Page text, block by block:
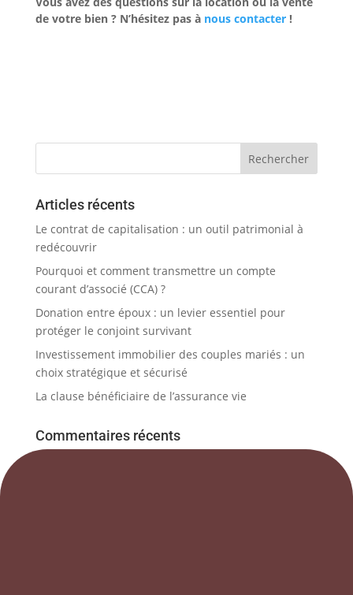
de votre bien ? N’hésitez pas à nous contacter!
Articles récents
Le contrat de capitalisation : un outil patrimonial à
redécouvrir
Pourquoi et comment transmettre un compte
courant d’associé (CCA) ?
Donation entre époux : un levier essentiel pour
protéger le conjoint survivant
Investissement immobilier des couples mariés : un
choix stratégique et sécurisé
La clause bénéficiaire de l’assurance vie
Commentaires récents